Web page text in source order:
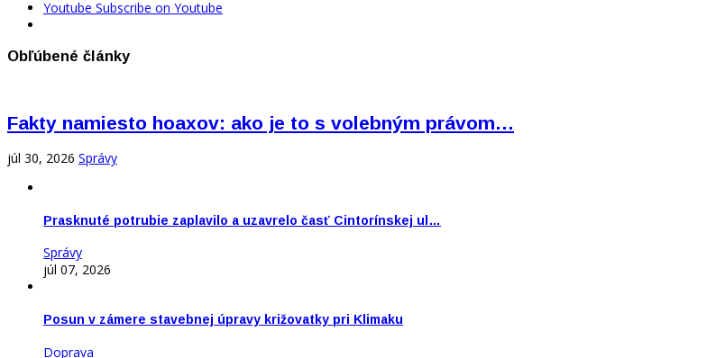
Youtube Subscribe on Youtube
Obľúbené články
Fakty namiesto hoaxov: ako je to s volebným právom…
júl 30, 2026 Správy
Prasknuté potrubie zaplavilo a uzavrelo časť Cintorínskej ul…
Správy
júl 07, 2026
Posun v zámere stavebnej úpravy križovatky pri Klimaku
Doprava